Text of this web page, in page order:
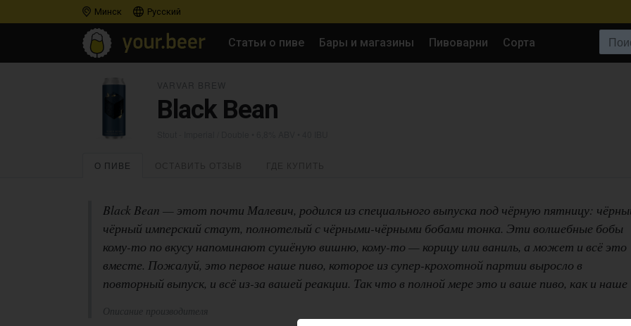
Минск Русский
Статьи о пиве Бары и магазины Пивоварни Сорта
Black Bean
О ПИВЕ
Black Bean — этот почти Малевич, родился из специального выпуска под чёрную пятницу:
чёрный имперский стаут, полнотелый с чёрными-чёрными бобами тонка. Эти волшебные бобы
кому-то по вкусу напоминают сушёную вишню, кому-то — корицу или ваниль, а может и всё это
вместе. Пожалуй, это первое наше пиво, которое из супер-крохотной партии выросло в
повторный выпуск, и всё из-за вашей реакции. Так что в полной мере это и ваше пиво, как и наше
Описание производителя